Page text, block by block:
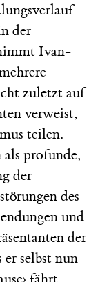
der
Ivan-
zuletzt auf
verweist,
teilen.
als profunde,
der
des
und
der
selbst nun